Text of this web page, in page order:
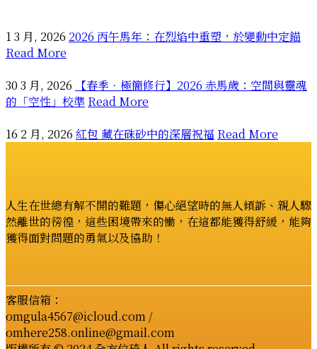
1 3 月, 2026 2026 丙午馬年：在烈焰中重塑，於變動中定錨
Read More
30 3 月, 2026
【春季．極簡修行】2026 赤馬歲：空間與靈魂
的「空性」校準 Read More
16 2 月, 2026 紅包 藏在硃砂中的深層祝福 Read More
人生在世總有解不開的難題，傷心絕望時的無人傾訴、親人驟
然離世的徬徨，這些困境帶來的慟，在這都能獲得舒緩，能夠
獲得面對問題的勇氣以及協助！
客服信箱：
omgula4567@icloud.com /
omhere258.online@gmail.com